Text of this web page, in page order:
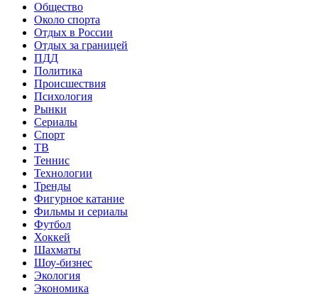
Общество
Около спорта
Отдых в России
Отдых за границей
ПДД
Политика
Происшествия
Психология
Рынки
Сериалы
Спорт
ТВ
Теннис
Технологии
Тренды
Фигурное катание
Фильмы и сериалы
Футбол
Хоккей
Шахматы
Шоу-бизнес
Экология
Экономика